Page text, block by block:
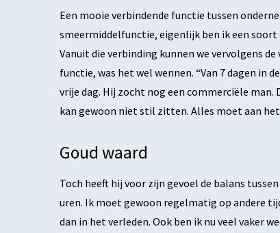
Een mooie verbindende functie tussen
smeermiddelfunctie, eigenlijk ben ik een
Vanuit die verbinding kunnen we vervolgens
functie, was het wel wennen. “Van 7 dagen in
vrije dag. Hij zocht nog een commerciële man.
kan gewoon niet stil zitten. Alles moet aan het
Goud waard
Toch heeft hij voor zijn gevoel de balans
uren. Ik moet gewoon regelmatig op andere
dan in het verleden. Ook ben ik nu veel vaker